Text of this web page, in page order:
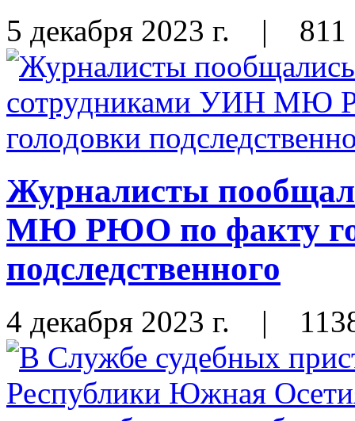
5 декабря 2023 г. | 811
Журналисты
МЮ РЮО по факту
подследственного
4 декабря 2023 г. |